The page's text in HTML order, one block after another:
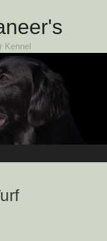
Kennel